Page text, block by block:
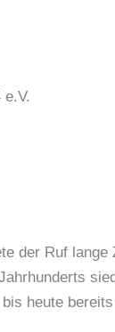
der Ruf lange
heute